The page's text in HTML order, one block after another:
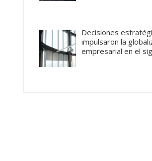
Decisiones
impulsaron la
empresarial en el